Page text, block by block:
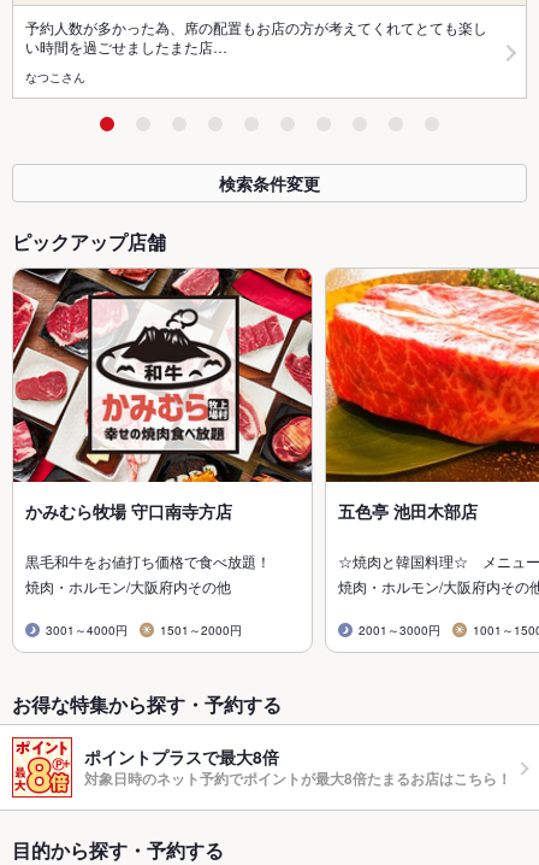
予約人数が多かった為、席の配置もお店の方が考えてくれてとても楽し
い時間を過ごせましたまた店…
なつこさん
検索条件変更
ピックアップ店舗
かみむら牧場 守口南寺方店
黒毛和牛をお値打ち価格で食べ放題！
焼肉・ホルモン/大阪府内その他
3001～4000円 1501～2000円
五色亭 池田木部店
☆焼肉と韓国料理☆ メニュ
焼肉・ホルモン/大阪府内その
2001～3000円 1001～
お得な特集から探す・予約する
ポイントプラスで最大8倍
対象日時のネット予約でポイントが最大8倍たまるお店はこちら！
目的から探す・予約する